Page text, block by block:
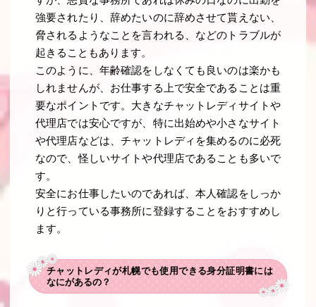
強要されたり、辞めたいのに辞めさせて貰えない、
脅されるようなことを言われる、などのトラブルが
起きることもあります。
このように、年齢確認をしなくても良いのは楽かも
しれませんが、お仕事する上で安全であることは重
要なポイントです。大きなチャットレディサイトや
代理店では安心ですが、特に出始めや小さなサイト
や代理店などは、チャットレディを集めるのに必死
なので、怪しいサイトや代理店であることも多いで
す。
安全にお仕事したいのであれば、本人確認をしっか
りと行っている事務所に登録することをおすすめし
ます。
チャットレディが札幌でも使用できる身分証明書には
なにがあるの？